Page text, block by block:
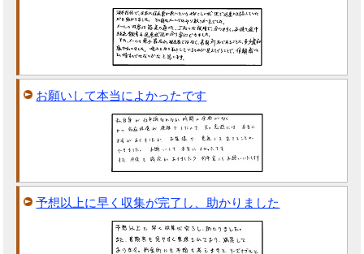
お願いして本当によかったです
予想以上に早く収集が完了し、助かりました